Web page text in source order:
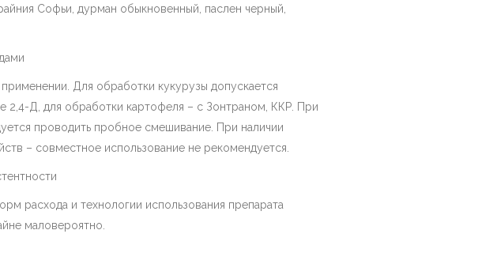
Софьи, дурман обыкновенный, паслен черный,
Для обработки кукурузы допускается
2,4-Д, для обработки картофеля – с Зонтраном, ККР. При
проводить пробное смешивание. При наличии
– совместное использование не рекомендуется.
расхода и технологии использования препарата
маловероятно.